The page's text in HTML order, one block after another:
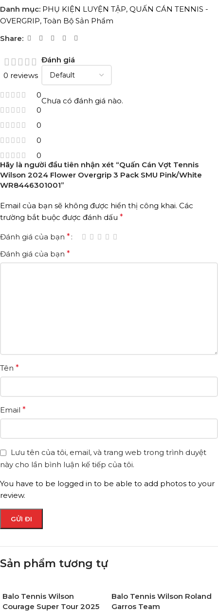
Danh mục: PHỤ KIỆN LUYỆN TẬP, QUẤN CÁN TENNIS -
OVERGRIP, Toàn Bộ Sản Phẩm
Share:
0 reviews
0
0
0
0
0
Đánh giá
Chưa có đánh giá nào.
Hãy là người đầu tiên nhận xét “Quấn Cán Vợt Tennis
Wilson 2024 Flower Overgrip 3 Pack SMU Pink/White
WR8446301001”
Email của bạn sẽ không được hiển thị công khai. Các
trường bắt buộc được đánh dấu *
Đánh giá của bạn *
Đánh giá của bạn *
Tên *
Email *
Lưu tên của tôi, email, và trang web trong trình duyệt
này cho lần bình luận kế tiếp của tôi.
You have to be logged in to be able to add photos to your
review.
Sản phẩm tương tự
Balo Tennis Wilson
Courage Super Tour 2025
Balo Tennis Wilson Roland
Garros Team